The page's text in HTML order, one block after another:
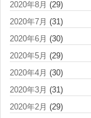
2020年8月 (29)
2020年7月 (31)
2020年6月 (30)
2020年5月 (29)
2020年4月 (30)
2020年3月 (31)
2020年2月 (29)